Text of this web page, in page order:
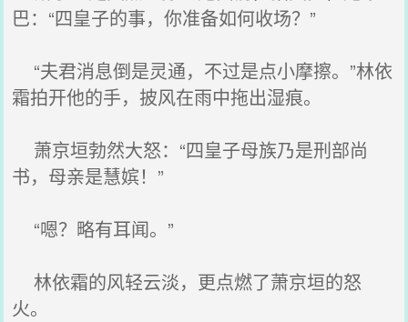
巴：“四皇子的事，你准备如何收场？”
“夫君消息倒是灵通，不过是点小摩擦。”林依
霜拍开他的手，披风在雨中拖出湿痕。
萧京垣勃然大怒：“四皇子母族乃是刑部尚
书，母亲是慧嫔！”
“嗯？略有耳闻。”
林依霜的风轻云淡，更点燃了萧京垣的怒
火。